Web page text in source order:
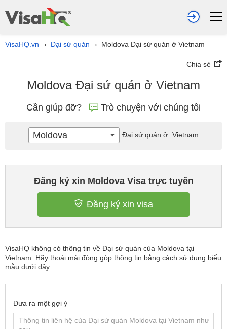
VisaHQ.vn › Đại sứ quán › Moldova Đại sứ quán ở Vietnam
Chia sẻ
Moldova Đại sứ quán ở Vietnam
Cần giúp đỡ? Trò chuyện với chúng tôi
Đăng ký xin Moldova Visa trực tuyến
Đăng ký xin visa
VisaHQ không có thông tin về Đại sứ quán của Moldova tại
Vietnam. Hãy thoải mái đóng góp thông tin bằng cách sử dụng biểu
mẫu dưới đây.
Đưa ra một gợi ý
Moldova Đại sứ quán ở Vietnam